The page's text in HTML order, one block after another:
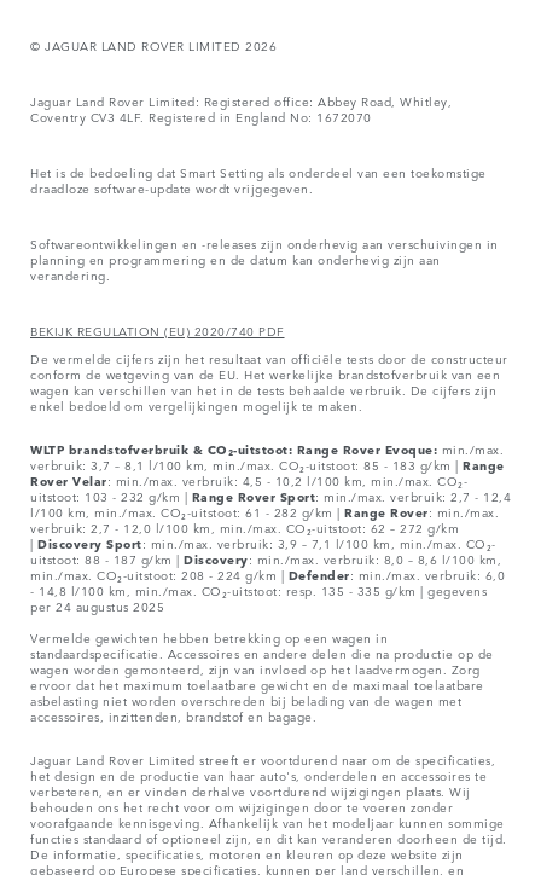
© JAGUAR LAND ROVER LIMITED 2026
Jaguar Land Rover Limited: Registered office: Abbey Road, Whitley,
Coventry CV3 4LF. Registered in England No: 1672070
Het is de bedoeling dat Smart Setting als onderdeel van een toekomstige
draadloze software-update wordt vrijgegeven.
Softwareontwikkelingen en -releases zijn onderhevig aan verschuivingen in
planning en programmering en de datum kan onderhevig zijn aan
verandering.
BEKIJK REGULATION (EU) 2020/740 PDF
De vermelde cijfers zijn het resultaat van officiële tests door de constructeur
conform de wetgeving van de EU. Het werkelijke brandstofverbruik van een
wagen kan verschillen van het in de tests behaalde verbruik. De cijfers zijn
enkel bedoeld om vergelijkingen mogelijk te maken.
WLTP brandstofverbruik & CO₂-uitstoot: Range Rover Evoque: min./max.
verbruik: 3,7 – 8,1 l/100 km, min./max. CO₂-uitstoot: 85 - 183 g/km | Range
Rover Velar: min./max. verbruik: 4,5 - 10,2 l/100 km, min./max. CO₂-
uitstoot: 103 - 232 g/km | Range Rover Sport: min./max. verbruik: 2,7 - 12,4
l/100 km, min./max. CO₂-uitstoot: 61 - 282 g/km | Range Rover: min./max.
verbruik: 2,7 - 12,0 l/100 km, min./max. CO₂-uitstoot: 62 – 272 g/km
| Discovery Sport: min./max. verbruik: 3,9 – 7,1 l/100 km, min./max. CO₂-
uitstoot: 88 - 187 g/km | Discovery: min./max. verbruik: 8,0 – 8,6 l/100 km,
min./max. CO₂-uitstoot: 208 - 224 g/km | Defender: min./max. verbruik: 6,0
- 14,8 l/100 km, min./max. CO₂-uitstoot: resp. 135 - 335 g/km | gegevens
per 24 augustus 2025
Vermelde gewichten hebben betrekking op een wagen in
standaardspecificatie. Accessoires en andere delen die na productie op de
wagen worden gemonteerd, zijn van invloed op het laadvermogen. Zorg
ervoor dat het maximum toelaatbare gewicht en de maximaal toelaatbare
asbelasting niet worden overschreden bij belading van de wagen met
accessoires, inzittenden, brandstof en bagage.
Jaguar Land Rover Limited streeft er voortdurend naar om de specificaties,
het design en de productie van haar auto's, onderdelen en accessoires te
verbeteren, en er vinden derhalve voortdurend wijzigingen plaats. Wij
behouden ons het recht voor om wijzigingen door te voeren zonder
voorafgaande kennisgeving. Afhankelijk van het modeljaar kunnen sommige
functies standaard of optioneel zijn, en dit kan veranderen doorheen de tijd.
De informatie, specificaties, motoren en kleuren op deze website zijn
gebaseerd op Europese specificaties, kunnen per land verschillen, en